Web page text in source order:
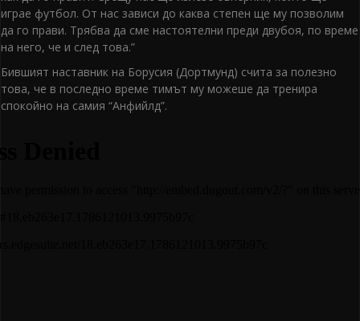
играе футбол. От нас зависи до каква степен ще му позволим
да го прави. Трябва да сме настоятелни преди двубоя, по време
на него, че и след това.”
Бившият наставник на Борусия (Дортмунд) счита за полезно
това, че в последно време тимът му можеше да тренира
спокойно на самия “Анфийлд”.